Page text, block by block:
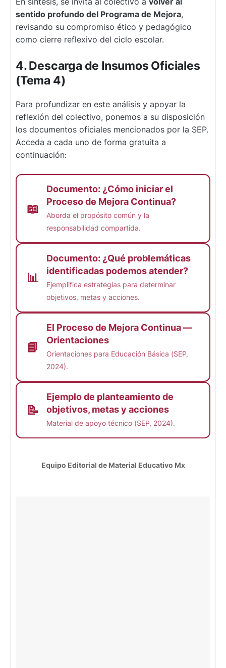
sentido profundo del Programa de Mejora,
revisando su compromiso ético y pedagógico
como cierre reflexivo del ciclo escolar.
4. Descarga de Insumos Oficiales
(Tema 4)
Para profundizar en este análisis y apoyar la
reflexión del colectivo, ponemos a su disposición
los documentos oficiales mencionados por la SEP.
Acceda a cada uno de forma gratuita a
continuación:
📖
Documento: ¿Cómo iniciar el
Proceso de Mejora Continua?
Aborda el propósito común y la
responsabilidad compartida.
📊
Documento: ¿Qué problemáticas
identificadas podemos atender?
Ejemplifica estrategias para determinar
objetivos, metas y acciones.
📘
El Proceso de Mejora Continua —
Orientaciones
Orientaciones para Educación Básica (SEP,
2024).
📝
Ejemplo de planteamiento de
objetivos, metas y acciones
Material de apoyo técnico (SEP, 2024).
Equipo Editorial de Material Educativo Mx